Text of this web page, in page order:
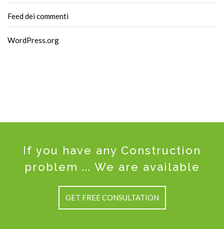
Feed dei commenti
WordPress.org
If you have any Construction
problem ... We are available
GET FREE CONSULTATION